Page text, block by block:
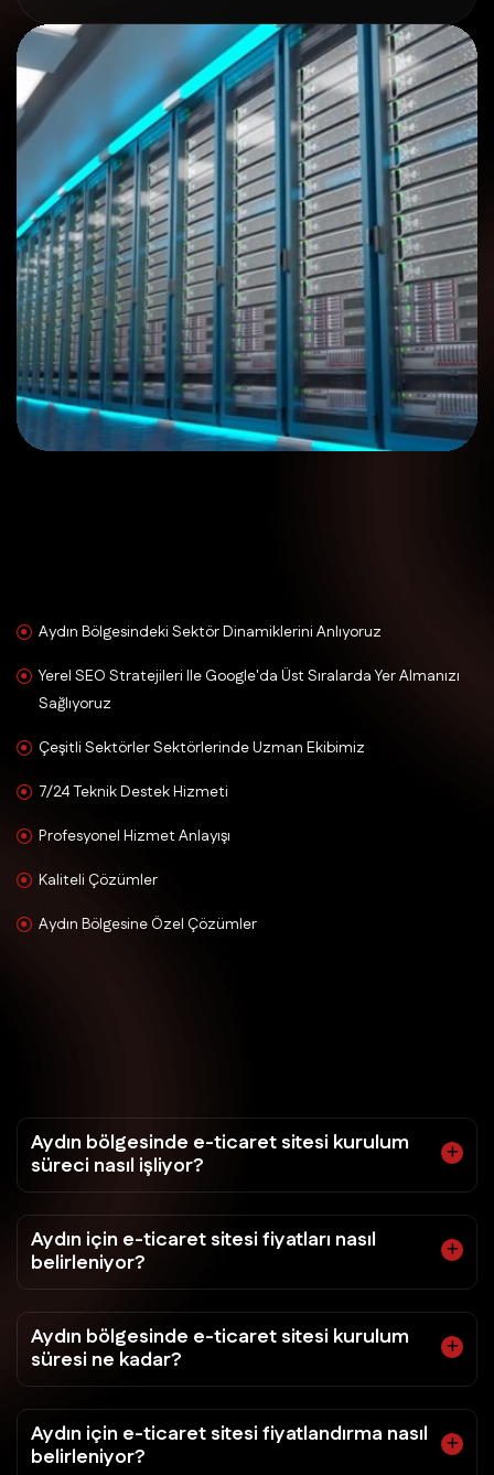
Aydın Bölgesindeki Sektör Dinamiklerini Anlıyoruz
Yerel SEO Stratejileri Ile Google'da Üst Sıralarda Yer Almanızı
Sağlıyoruz
Çeşitli Sektörler Sektörlerinde Uzman Ekibimiz
7/24 Teknik Destek Hizmeti
Profesyonel Hizmet Anlayışı
Kaliteli Çözümler
Aydın Bölgesine Özel Çözümler
Aydın bölgesinde e-ticaret sitesi kurulum
süreci nasıl işliyor?
Aydın için e-ticaret sitesi fiyatları nasıl
belirleniyor?
Aydın bölgesinde e-ticaret sitesi kurulum
süresi ne kadar?
Aydın için e-ticaret sitesi fiyatlandırma nasıl
belirleniyor?